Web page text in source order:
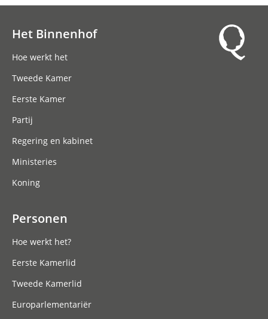
Het Binnenhof
Hoe werkt het
Tweede Kamer
Eerste Kamer
Partij
Regering en kabinet
Ministeries
Koning
Personen
Hoe werkt het?
Eerste Kamerlid
Tweede Kamerlid
Europarlementariër